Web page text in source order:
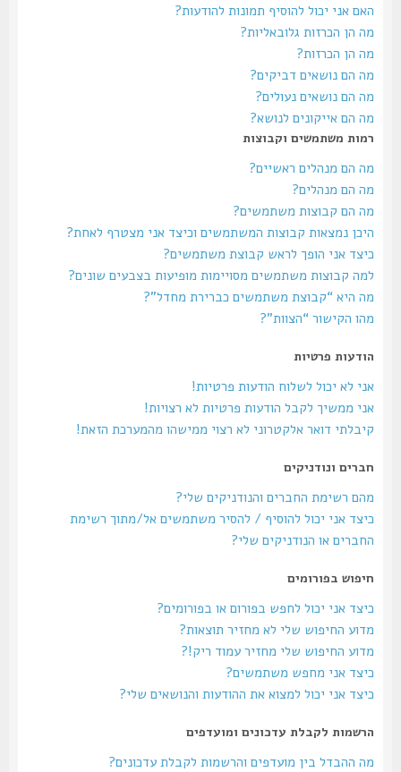
האם אני יכול להוסיף תמונות להודעות?
מה הן הכרזות גלובאליות?
מה הן הכרזות?
מה הם נושאים דביקים?
מה הם נושאים נעולים?
מה הם אייקונים לנושא?
רמות משתמשים וקבוצות
מה הם מנהלים ראשיים?
מה הם מנהלים?
מה הם קבוצות משתמשים?
היכן נמצאות קבוצות המשתמשים וכיצד אני מצטרף לאחת?
כיצד אני הופך לראש קבוצת משתמשים?
למה קבוצות משתמשים מסויימות מופיעות בצבעים שונים?
מה היא “קבוצת משתמשים כברירת מחדל”?
מהו הקישור “הצוות”?
הודעות פרטיות
אני לא יכול לשלוח הודעות פרטיות!
אני ממשיך לקבל הודעות פרטיות לא רצויות!
קיבלתי דואר אלקטרוני לא רצוי ממישהו מהמערכת הזאת!
חברים ונודניקים
מהם רשימת החברים והנודניקים שלי?
כיצד אני יכול להוסיף / להסיר משתמשים אל/מתוך רשימת
החברים או הנודניקים שלי?
חיפוש בפורומים
כיצד אני יכול לחפש בפורום או בפורומים?
מדוע החיפוש שלי לא מחזיר תוצאות?
מדוע החיפוש שלי מחזיר עמוד ריק!?
כיצד אני מחפש משתמשים?
כיצד אני יכול למצוא את ההודעות והנושאים שלי?
הרשמות לקבלת עדכונים ומועדפים
מה ההבדל בין מועדפים והרשמות לקבלת עדכונים?